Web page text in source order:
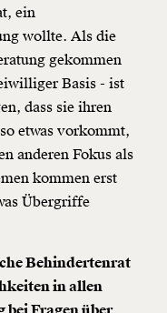
ein
wollte. Als die
gekommen
Basis - ist
dass sie ihren
etwas vorkommt,
anderen Fokus als
kommen erst
Übergriffe
Behindertenrat
in allen